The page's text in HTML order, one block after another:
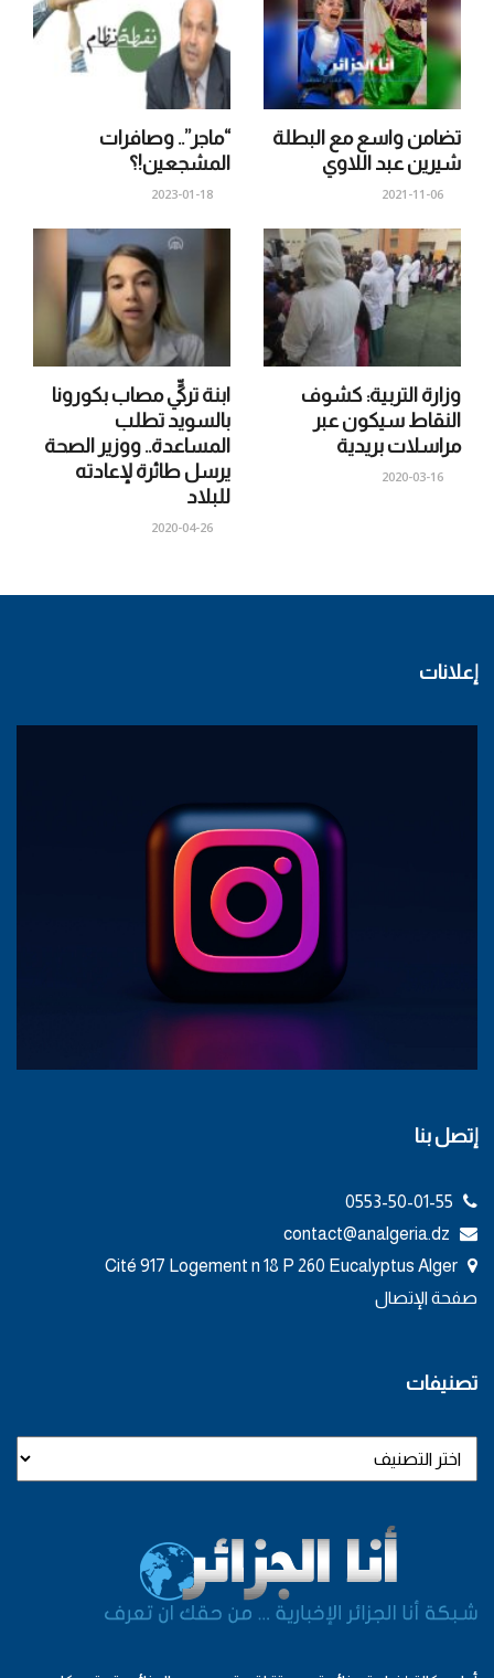
“ماجر”.. وصافرات
المشجعين!؟
2023-01-18
تضامن واسع مع البطلة
شيرين عبد اللاوي
2021-11-06
ابنة تركيٍّ مصاب بكورونا
بالسويد تطلب
المساعدة.. ووزير الصحة
يرسل طائرة لإعادته
للبلاد
2020-04-26
وزارة التربية: كشوف
النقاط سيكون عبر
مراسلات بريدية
2020-03-16
إعلانات
إتصل بنا
صفحة الإتصال
تصنيفات